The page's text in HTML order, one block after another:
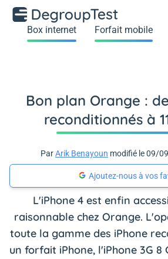
Box internet Forfait mobile
Bon plan Orange :
reconditionnés à
ParArik Benayoun modifié le 09/
Ajoutez-nous à vos
L'iPhone 4 est enfin
raisonnable chez Orange.
toute la gamme des iPhone
un forfait iPhone, l'iPhone 3G